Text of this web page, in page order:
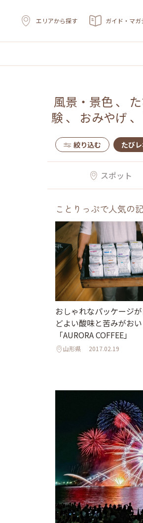
エリアから探す ガイド・マガ
風景・景色 、
験 、 おみやげ 、
絞り込む たび
スポット
ことりっぷで人気の
おしゃれなパッケージ
どよい酸味と苦みがお
「AURORA COFFEE」
山形県 2017.02.19